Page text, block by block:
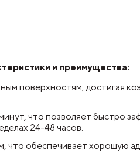
и преимущества:
поверхностям, достигая
что позволяет быстро
24-48 часов.
обеспечивает хорошую